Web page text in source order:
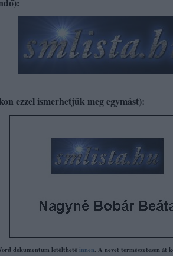
ezzel ismerhetjük meg egymást):
dokumentum letölthetőinnen. A nevet természetesen át